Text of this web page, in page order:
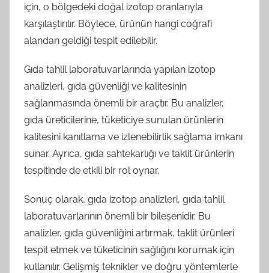
için, o bölgedeki doğal izotop oranlarıyla
karşılaştırılır. Böylece, ürünün hangi coğrafi
alandan geldiği tespit edilebilir.
Gıda tahlil laboratuvarlarında yapılan izotop
analizleri, gıda güvenliği ve kalitesinin
sağlanmasında önemli bir araçtır. Bu analizler,
gıda üreticilerine, tüketiciye sunulan ürünlerin
kalitesini kanıtlama ve izlenebilirlik sağlama imkanı
sunar. Ayrıca, gıda sahtekarlığı ve taklit ürünlerin
tespitinde de etkili bir rol oynar.
Sonuç olarak, gıda izotop analizleri, gıda tahlil
laboratuvarlarının önemli bir bileşenidir. Bu
analizler, gıda güvenliğini artırmak, taklit ürünleri
tespit etmek ve tüketicinin sağlığını korumak için
kullanılır. Gelişmiş teknikler ve doğru yöntemlerle